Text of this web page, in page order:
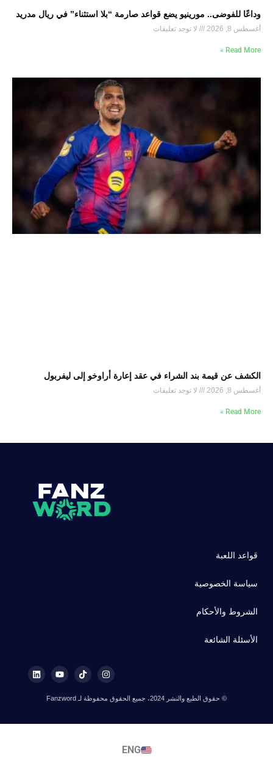
وداعًا للفوضى.. مورينيو يضع قواعد صارمة “بلا استثناء” في ريال مدريد
أغسطس 8, 2026 لا توجد تعليقات
Read More »
الكشف عن قيمة بند الشراء في عقد إعارة أراوخو إلى ليفربول
أغسطس 8, 2026 لا توجد تعليقات
Read More »
قواعد اللعبة
سياسة الخصوصية
الشروط والأحكام
الأسئلة الشائعة
© حقوق الطبع والنشر 2024، جميع الحقوق محفوظة لـ Fanzword
ENG